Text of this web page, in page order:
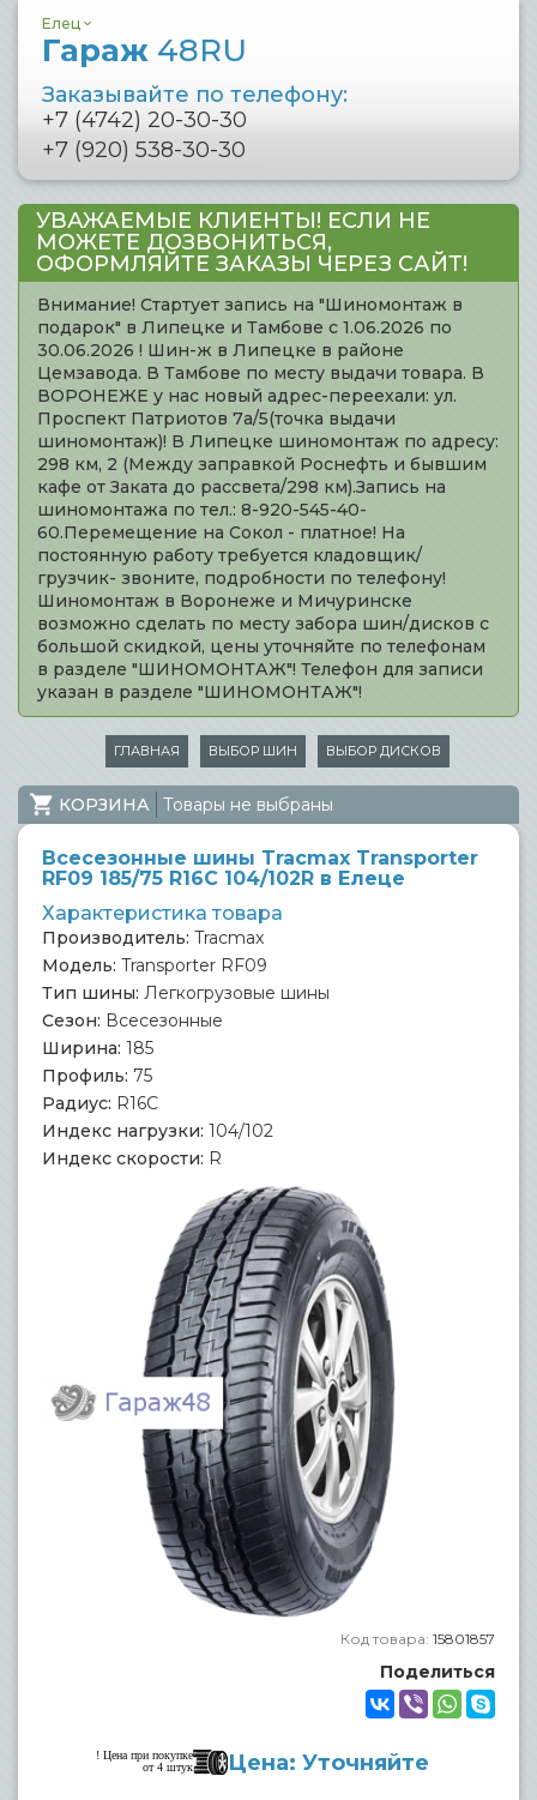
Елец
Гараж 48RU
Заказывайте по телефону:
+7 (4742) 20-30-30
+7 (920) 538-30-30
УВАЖАЕМЫЕ КЛИЕНТЫ! ЕСЛИ НЕ
МОЖЕТЕ ДОЗВОНИТЬСЯ,
ОФОРМЛЯЙТЕ ЗАКАЗЫ ЧЕРЕЗ САЙТ!
Внимание! Стартует запись на "Шиномонтаж в
подарок" в Липецке и Тамбове с 1.06.2026 по
30.06.2026 ! Шин-ж в Липецке в районе
Цемзавода. В Тамбове по месту выдачи товара. В
ВОРОНЕЖЕ у нас новый адрес-переехали: ул.
Проспект Патриотов 7а/5(точка выдачи
шиномонтаж)! В Липецке шиномонтаж по адресу:
298 км, 2 (Между заправкой Роснефть и бывшим
кафе от Заката до рассвета/298 км).Запись на
шиномонтажа по тел.: 8-920-545-40-
60.Перемещение на Сокол - платное! На
постоянную работу требуется кладовщик/
грузчик- звоните, подробности по телефону!
Шиномонтаж в Воронеже и Мичуринске
возможно сделать по месту забора шин/дисков с
большой скидкой, цены уточняйте по телефонам
в разделе "ШИНОМОНТАЖ"! Телефон для записи
указан в разделе "ШИНОМОНТАЖ"!
ГЛАВНАЯ ВЫБОР ШИН ВЫБОР ДИСКОВ
КОРЗИНА Товары не выбраны
Всесезонные шины Tracmax Transporter
RF09 185/75 R16C 104/102R в Елеце
Характеристика товара
Производитель: Tracmax
Модель: Transporter RF09
Тип шины: Легкогрузовые шины
Сезон: Всесезонные
Ширина: 185
Профиль: 75
Радиус: R16C
Индекс нагрузки: 104/102
Индекс скорости: R
Код товара: 15801857
Поделиться
! Цена при покупке
от 4 штук
Цена: Уточняйте